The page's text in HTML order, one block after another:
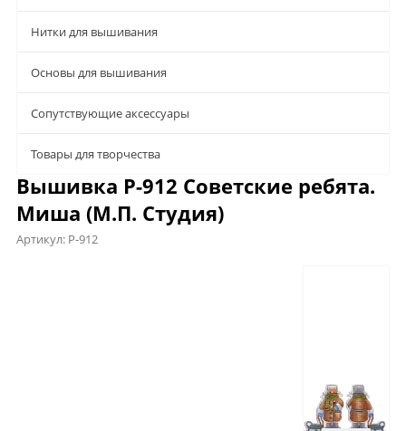
Нитки для вышивания
Основы для вышивания
Сопутствующие аксессуары
Товары для творчества
Вышивка Р-912 Советские ребята.
Миша (М.П. Студия)
Артикул: Р-912